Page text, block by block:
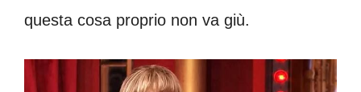
questa cosa proprio non va giù.